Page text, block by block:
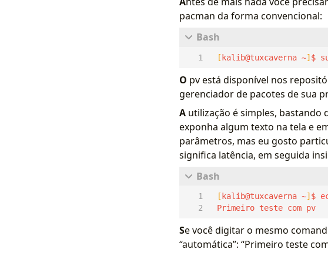
pacman da forma convencional:
[kalib@tuxcaverna ~]$
O pv está disponível nos
gerenciador de pacotes de sua
Autilização é simples, bastando
exponha algum texto na tela e
parâmetros, mas eu gosto
significa latência, em seguida
[ kalib@tuxcaverna ~] $
Primeiro teste com pv
Se você digitar o mesmo
“automática”: “Primeiro teste